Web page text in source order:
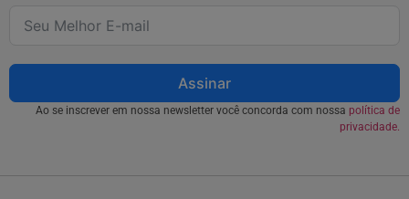
Assinar
Ao se inscrever em nossa newsletter você concorda com nossa política de
privacidade.